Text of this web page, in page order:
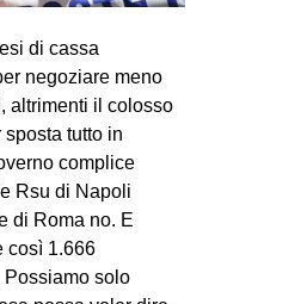
EUROPA
ORIENTE
in
di cassa
negoziare meno
altrimenti il colosso
tutto in
complice
Rsu di Napoli
di Roma no. E
così 1.666
Possiamo solo